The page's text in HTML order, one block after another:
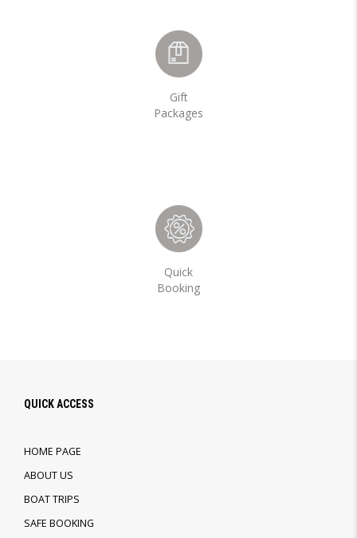
Gift
Packages
Quick
Booking
QUICK ACCESS
HOME PAGE
ABOUT US
BOAT TRIPS
SAFE BOOKING